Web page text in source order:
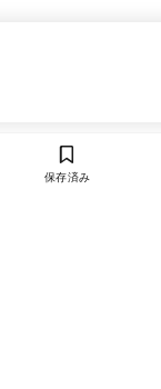
保存済み